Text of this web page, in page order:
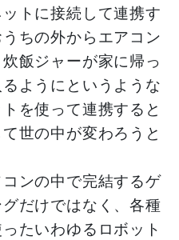
トに接続して連携す
ちの外からエアコン
飯ジャーが家に帰っ
ようにというような
を使って連携すると
世の中が変わろうと
ンの中で完結するゲ
だけではなく、各種
たいわゆるロボット